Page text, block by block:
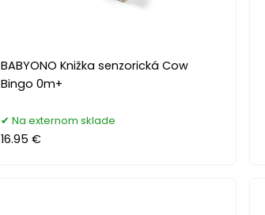
BABYONO Knižka senzorická Cow
Bingo 0m+
Na externom sklade
16.95 €